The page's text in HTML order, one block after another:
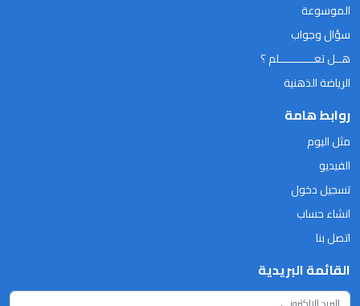
الموسوعة
سؤال وجواب
هــل تعـــــــــــلم ؟
الرياضة الذهنية
روابط هامة
مثل اليوم
الفيديو
تسجيل دخول
انشاء حساب
اتصل بنا
القائمة البريدية